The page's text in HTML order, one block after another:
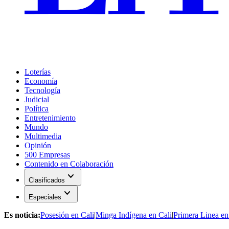
Loterías
Economía
Tecnología
Judicial
Política
Entretenimiento
Mundo
Multimedia
Opinión
500 Empresas
Contenido en Colaboración
Clasificados expand_more
Especiales expand_more
Es noticia:Posesión en Cali|Minga Indígena en Cali|Primera Linea